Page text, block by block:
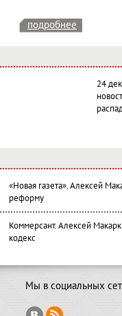
подробнее
24
«Новая газета». Алексей
реформу
Коммерсант. Алексей
кодекс
Мы в социальных